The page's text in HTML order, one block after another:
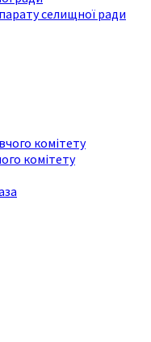
селищної ради
комітету
комітету